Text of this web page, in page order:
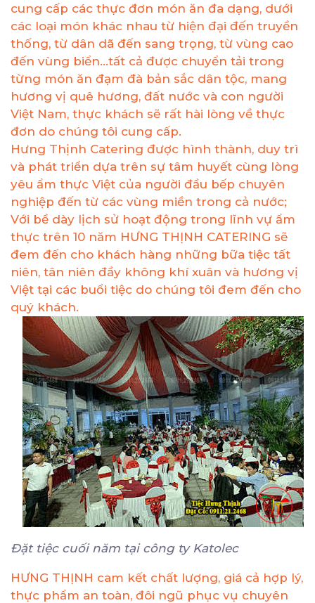
cung cấp các thực đơn món ăn đa dạng, dưới
các loại món khác nhau từ hiện đại đến truyền
thống, từ dân dã đến sang trọng, từ vùng cao
đến vùng biển…tất cả được chuyển tải trong
từng món ăn đạm đà bản sắc dân tộc, mang
hương vị quê hương, đất nước và con người
Việt Nam, thực khách sẽ rất hài lòng về thực
đơn do chúng tôi cung cấp.
Hưng Thịnh Catering được hình thành, duy trì
và phát triển dựa trên sự tâm huyết cùng lòng
yêu ẩm thực Việt của người đầu bếp chuyên
nghiệp đến từ các vùng miền trong cả nước;
Với bề dày lịch sử hoạt động trong lĩnh vự ẩm
thực trên 10 năm HƯNG THỊNH CATERING sẽ
đem đến cho khách hàng những bữa tiệc tất
niên, tân niên đầy không khí xuân và hương vị
Việt tại các buổi tiệc do chúng tôi đem đến cho
quý khách.
Đặt tiệc cuối năm tại công ty Katolec
HƯNG THỊNH cam kết chất lượng, giá cả hợp lý,
thực phẩm an toàn, đôi ngũ phục vụ chuyên